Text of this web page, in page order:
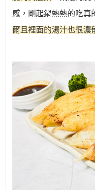
感，剛起鍋熱熱的吃真
爾且裡面的湯汁也很濃